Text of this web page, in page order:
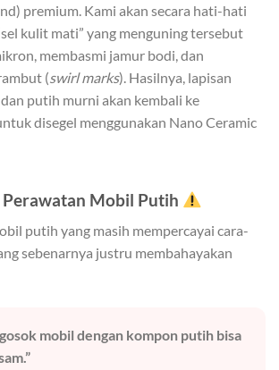
premium. Kami akan secara hati-hati
kulit mati” yang menguning tersebut
membasmi jamur bodi, dan
(swirl marks). Hasilnya, lapisan
putih murni akan kembali ke
disegel menggunakan Nano Ceramic
Mobil Putih
putih yang masih mempercayai cara-
sebenarnya justru membahayakan
mobil dengan kompon putih bisa